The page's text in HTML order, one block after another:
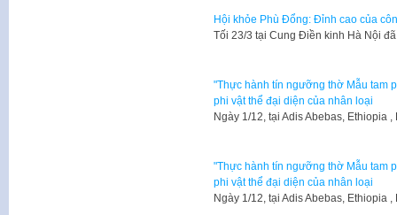
Hội khỏe Phù Đổng: Đỉnh cao của
Tối 23/3 tại Cung Điền kinh Hà Nội
"Thực hành tín ngưỡng thờ Mẫu tam
phi vật thể đại diện của nhân loại
Ngày 1/12, tại Adis Abebas, Ethiopia
"Thực hành tín ngưỡng thờ Mẫu tam
phi vật thể đại diện của nhân loại
Ngày 1/12, tại Adis Abebas, Ethiopia